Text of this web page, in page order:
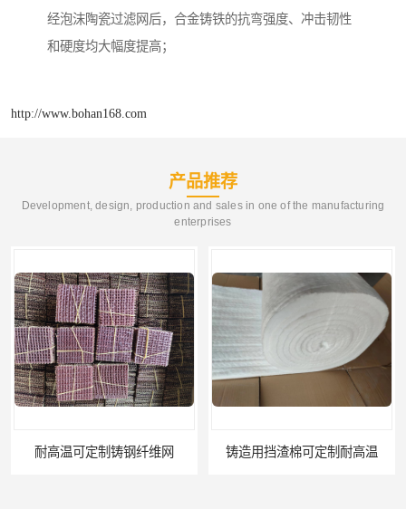
经泡沫陶瓷过滤网后，合金铸铁的抗弯强度、冲击韧性
和硬度均大幅度提高；
http://www.bohan168.com
产品推荐
Development, design, production and sales in one of the manufacturing
enterprises
铸造用挡渣棉可定制耐高温